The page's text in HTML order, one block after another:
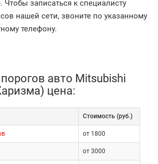
Чтобы записаться к специалисту
нашей сети, звоните по указанному
телефону.
авто Mitsubishi
цена:
Cтоимость (руб.)
от 1800
от 3000